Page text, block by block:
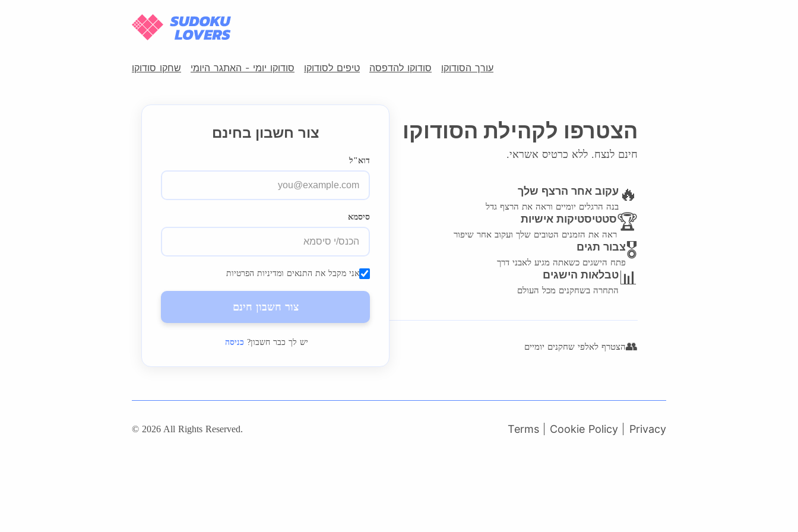
שחקו סודוקו סודוקו יומי - האתגר היומי טיפים לסודוקו סודוקו להדפסה עורך הסודוקו
הצטרפו לקהילת הסודוקו
חינם לנצח. ללא כרטיס אשראי.
🔥 עקוב אחר הרצף שלך
בנה הרגלים יומיים וראה את הרצף גדל
🏆סטטיסטיקות אישיות
ראה את הזמנים הטובים שלך ועקוב אחר שיפור
🎖️צבור תגים
פתח הישגים כשאתה מגיע לאבני דרך
📊טבלאות הישגים
התחרה בשחקנים מכל העולם
👥הצטרף לאלפי שחקנים יומיים
צור חשבון בחינם
דוא"ל
סיסמא
אני מקבל את התנאים ומדיניות הפרטיות
צור חשבון חינם
יש לך כבר חשבון? כניסה
© 2026 All Rights Reserved. Terms Cookie Policy Privacy